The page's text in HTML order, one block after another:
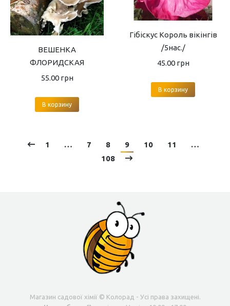
ВЕШЕНКА
ФЛОРИДСКАЯ
55.00 грн
В корзину
Гібіскус Король вікінгів
/5нас./
45.00 грн
В корзину
1 … 7 8 9 10 11
…
108
Магазин садової хімії © Колорад - Усі права захищені.